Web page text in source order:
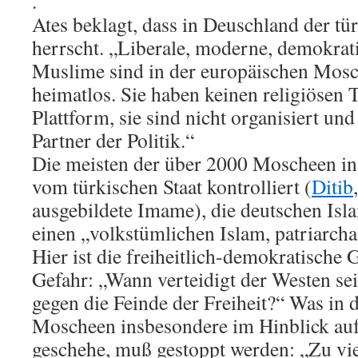
Ates beklagt, dass in Deuschland der
herrscht. „Liberale, moderne,
Muslime sind in der europäischen
heimatlos. Sie haben keinen religiösen
Plattform, sie sind nicht organisiert
Partner der Politik.“
Die meisten der über 2000 Moscheen
vom türkischen Staat kontrolliert (Ditib
ausgebildete Imame), die deutschen
einen „volkstümlichen Islam,
Hier ist die freiheitlich-demokratische
Gefahr: „Wann verteidigt der Westen
gegen die Feinde der Freiheit?“ Was in
Moscheen insbesondere im Hinblick
geschehe, muß gestoppt werden: „Zu